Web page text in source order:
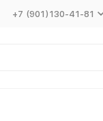
+7 (901)130-41-81